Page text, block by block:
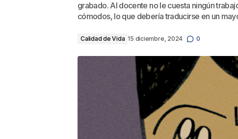
grabado. Al docente no le cuesta ningún
cómodos, lo que debería traducirse en un
Calidad de Vida 15 diciembre, 2024 0